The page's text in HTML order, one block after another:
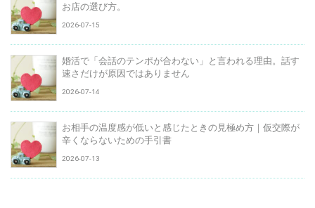
お店の選び方。
2026-07-15
婚活で「会話のテンポが合わない」と言われる理由。話す
速さだけが原因ではありません
2026-07-14
お相手の温度感が低いと感じたときの見極め方｜仮交際が
辛くならないための手引書
2026-07-13